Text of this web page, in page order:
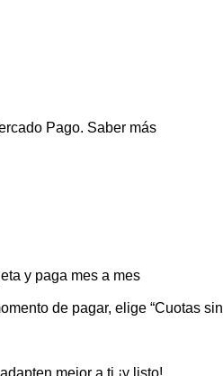
Pago. Saber más
y paga mes a mes
de pagar, elige “Cuotas sin
mejor a ti ¡y listo!